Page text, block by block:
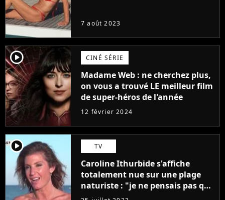
7 août 2023
player2 CINÉ SÉRIE
Madame Web : ne cherchez plus,
on vous a trouvé LE meilleur film
de super-héros de l'année
12 février 2024
player2 TV
Caroline Ithurbide s'affiche
totalement nue sur une plage
naturiste : "je ne pensais pas que
j'arriverais à le faire..."